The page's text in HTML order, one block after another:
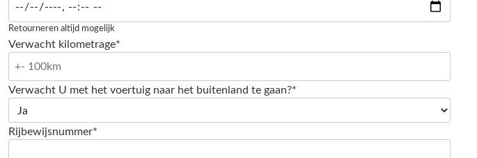
Retourneren altijd mogelijk
Verwacht kilometrage*
Verwacht U met het voertuig naar het buitenland te gaan?*
Rijbewijsnummer*